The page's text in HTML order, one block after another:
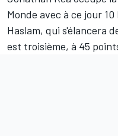
Monde avec à ce jour
Haslam, qui s'élancera
est troisième, à 45